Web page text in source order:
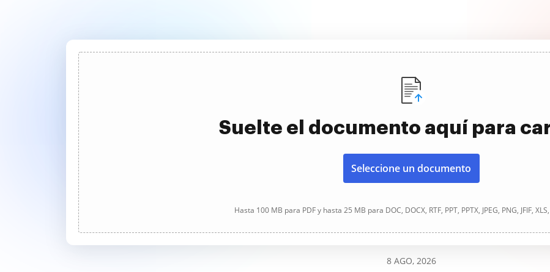
Suelte el documento aquí para
Seleccione un documento
Hasta 100 MB para PDF y hasta 25 MB para DOC, DOCX, RTF, PPT, PPTX, JPEG, PNG, JFIF,
8 AGO, 2026